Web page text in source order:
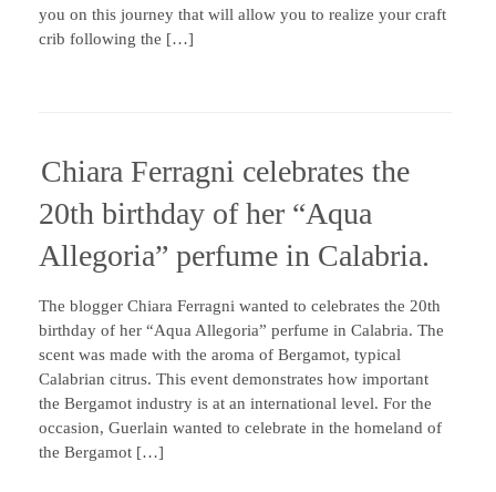
you on this journey that will allow you to realize your craft
crib following the […]
Chiara Ferragni celebrates the
20th birthday of her “Aqua
Allegoria” perfume in Calabria.
The blogger Chiara Ferragni wanted to celebrates the 20th
birthday of her “Aqua Allegoria” perfume in Calabria. The
scent was made with the aroma of Bergamot, typical
Calabrian citrus. This event demonstrates how important
the Bergamot industry is at an international level. For the
occasion, Guerlain wanted to celebrate in the homeland of
the Bergamot […]